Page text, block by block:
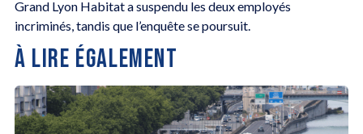
Grand Lyon Habitat a suspendu les deux employés
incriminés, tandis que l’enquête se poursuit.
À LIRE ÉGALEMENT